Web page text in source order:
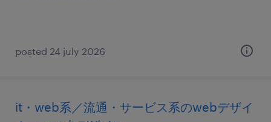
posted 24 july 2026
it・web系／流通・サービス系のwebデザイ